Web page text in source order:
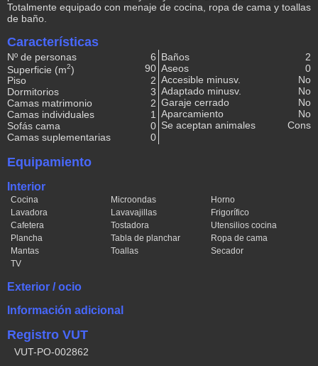
Totalmente equipado con menaje de cocina, ropa de cama y toallas
de baño.
Características
Nº de personas
6
Superficie (m2)
90
Piso
2
Dormitorios
3
Camas matrimonio
2
Camas individuales
1
Sofás cama
0
Camas suplementarias
0
Baños
2
Aseos
0
Accesible minusv.
No
Adaptado minusv.
No
Garaje cerrado
No
Aparcamiento
No
Se aceptan animales
Cons
Equipamiento
Interior
Cocina Microondas
Horno
Lavadora
Lavavajillas
Frigorífico
Cafetera
Tostadora
Utensilios cocina
Plancha
Tabla de planchar
Ropa de cama
Mantas
Toallas
Secador
TV
Exterior / ocio
Información adicional
Registro VUT
VUT-PO-002862